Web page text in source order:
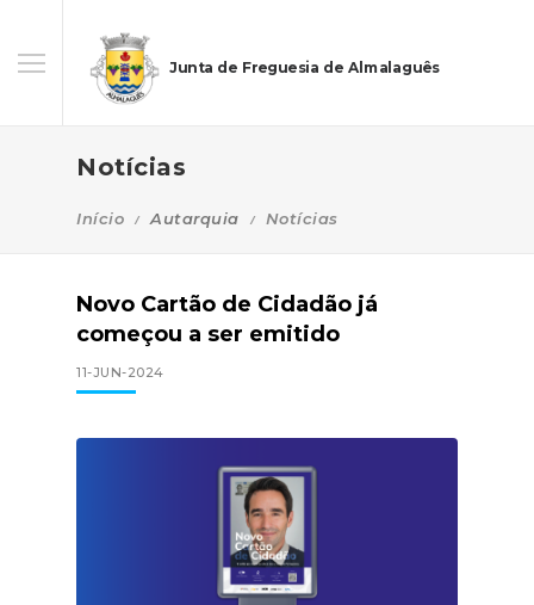
Junta de Freguesia de Almalaguês
Notícias
Início Autarquia Notícias
Novo Cartão de Cidadão já
começou a ser emitido
11-JUN-2024